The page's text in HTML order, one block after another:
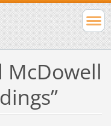
McDowell